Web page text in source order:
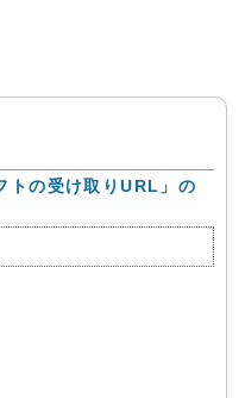
トの受け取りURL」の